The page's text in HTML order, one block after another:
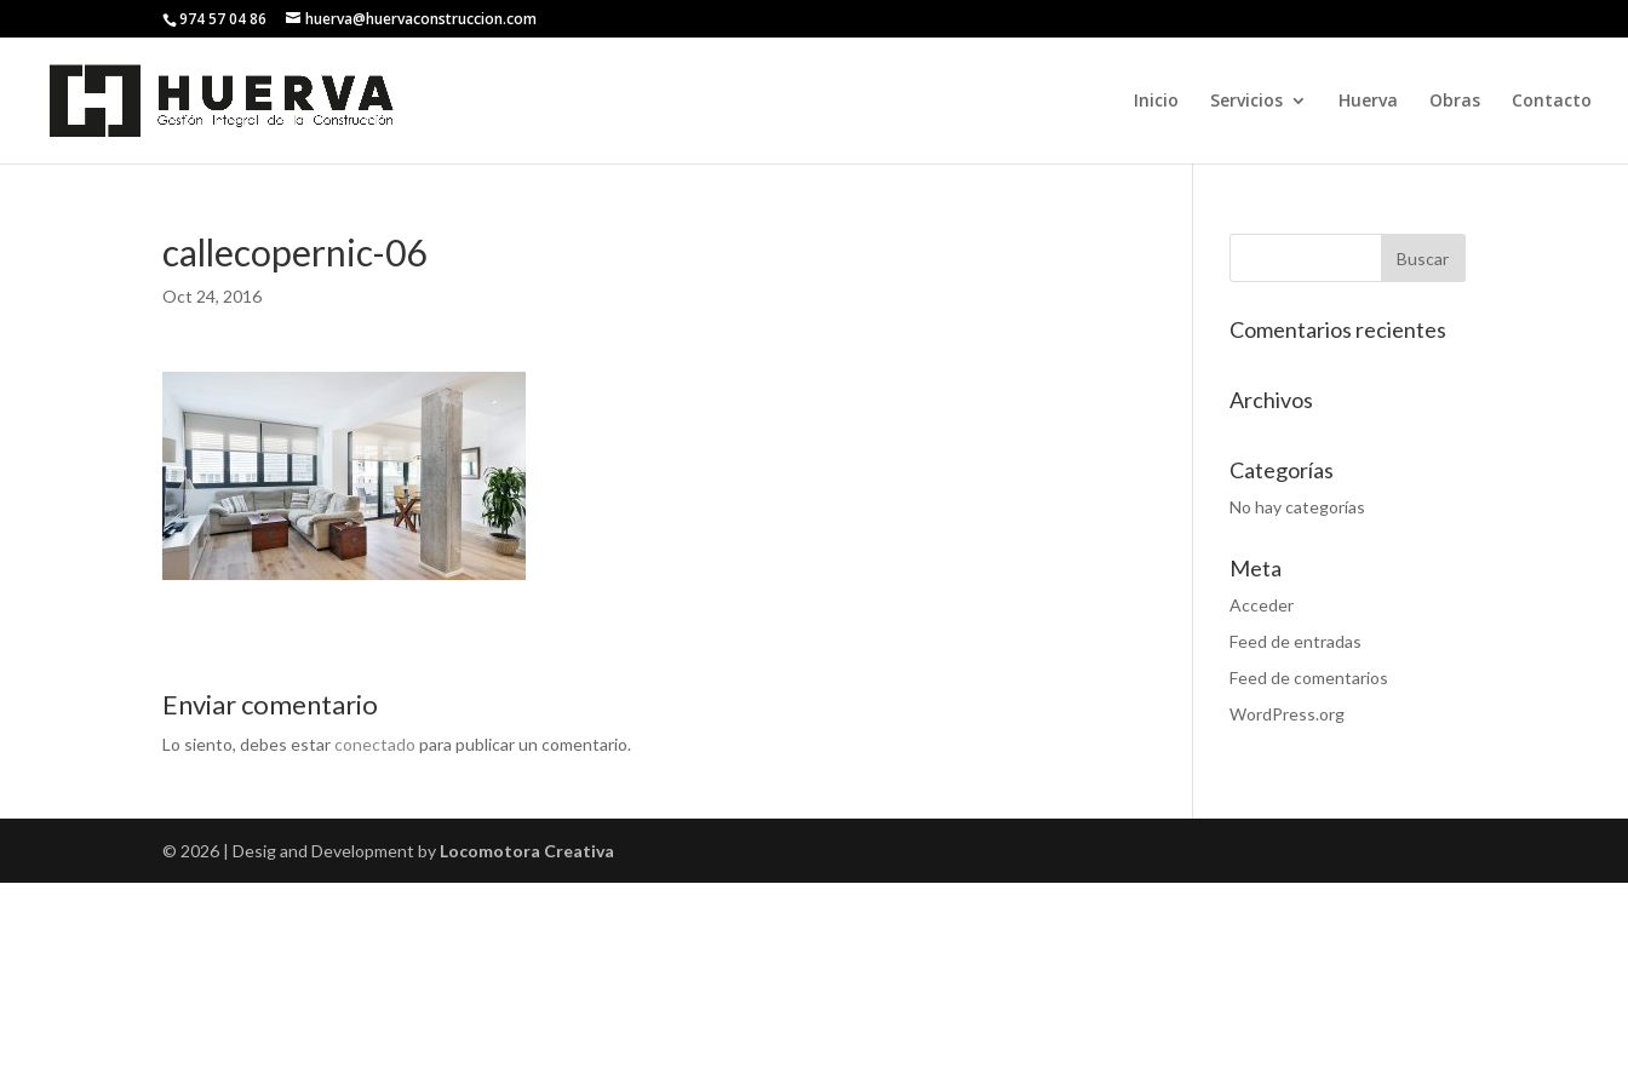
974 57 04 86 huerva@huervaconstruccion.com
Inicio Servicios Huerva Obras Contacto
callecopernic-06
Oct 24, 2016
Enviar comentario
Lo siento, debes estarconectado para publicar un comentario.
Comentarios recientes
Archivos
Categorías
No hay categorías
Meta
Acceder
Feed de entradas
Feed de comentarios
WordPress.org
© 2026 | Desig and Development by Locomotora Creativa